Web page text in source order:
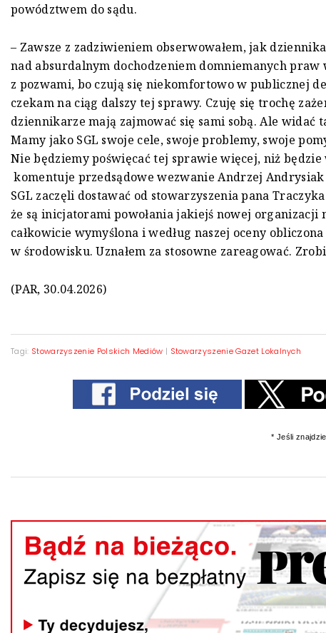
powództwem do sądu.
– Zawsze z zadziwieniem obserwowałem, jak
nad absurdalnym dochodzeniem domniemanych praw
z pozwami, bo czują się niekomfortowo w publicznej
czekam na ciąg dalszy tej sprawy. Czuję się trochę
dziennikarze mają zajmować się sami sobą. Ale widać
Mamy jako SGL swoje cele, swoje problemy, swoje
Nie będziemy poświęcać tej sprawie więcej, niż będzie
komentuje przedsądowe wezwanie Andrzej
SGL zaczęli dostawać od stowarzyszenia pana
że są inicjatorami powołania jakiejś nowej organizacji
całkowicie wymyślona i według naszej oceny
w środowisku. Uznałem za stosowne zareagować.
(PAR, 30.04.2026)
Tagi: Stowarzyszenie Polskich Mediów | Stowarzyszenie Gazet Lokalnych
* Jeśli